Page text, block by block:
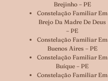
Brejinho – PE
Constelação Familiar Em
Brejo Da Madre De Deus
– PE
Constelação Familiar Em
Buenos Aires – PE
Constelação Familiar Em
Buíque – PE
Constelação Familiar Em